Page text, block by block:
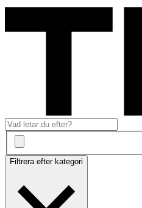
Filtrera efter kategori